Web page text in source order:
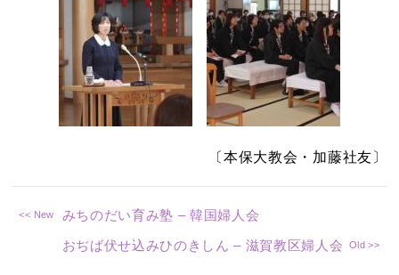
〔本保大教会・加藤社友〕
みちのだい育み塾 – 韓国婦人会
おぢば伏せ込みひのきしん – 滋賀教区婦人会